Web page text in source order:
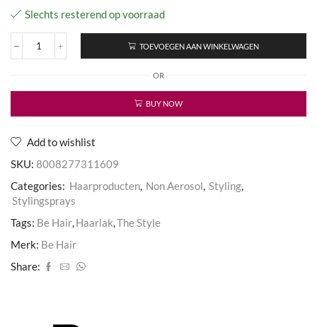
Slechts resterend op voorraad
The
Lock
Lacquer
Strong
TOEVOEGEN AAN WINKELWAGEN
OR
BUY NOW
Add to wishlist
SKU: 8008277311609
Categories: Haarproducten, Non Aerosol, Styling,
Stylingsprays
Tags: Be Hair,Haarlak,The Style
Merk: Be Hair
Share: